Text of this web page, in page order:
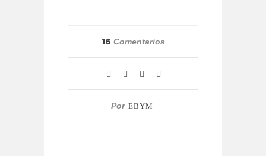
16 Comentarios
Por EBYM